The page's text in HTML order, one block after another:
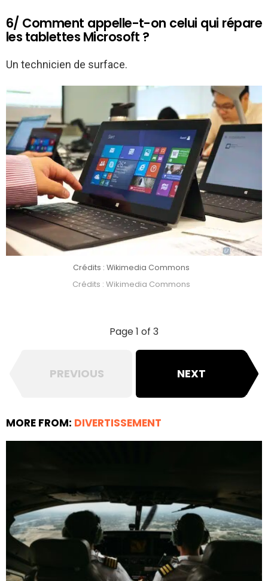
6/ Comment appelle-t-on celui qui répare
les tablettes Microsoft ?
Un technicien de surface.
Crédits : Wikimedia Commons
Crédits : Wikimedia Commons
Page 1 of 3
PREVIOUS NEXT
MORE FROM: DIVERTISSEMENT